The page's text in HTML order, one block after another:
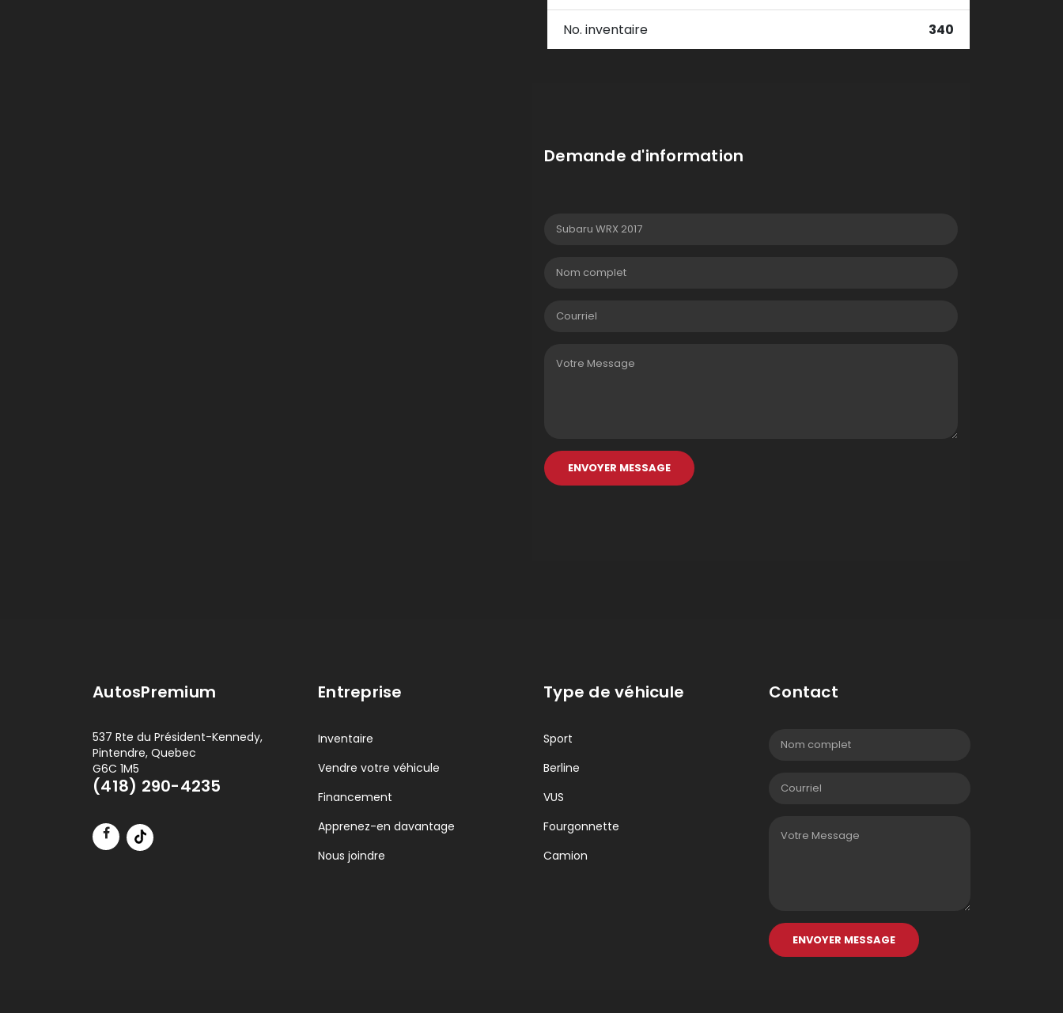
No. inventaire 340
Demande d'information
ENVOYER MESSAGE
AutosPremium
537 Rte du Président-Kennedy,
Pintendre, Quebec
G6C 1M5
(418) 290-4235
Entreprise
Inventaire
Vendre votre véhicule
Financement
Apprenez-en davantage
Nous joindre
Type de véhicule
Sport
Berline
VUS
Fourgonnette
Camion
Contact
ENVOYER MESSAGE